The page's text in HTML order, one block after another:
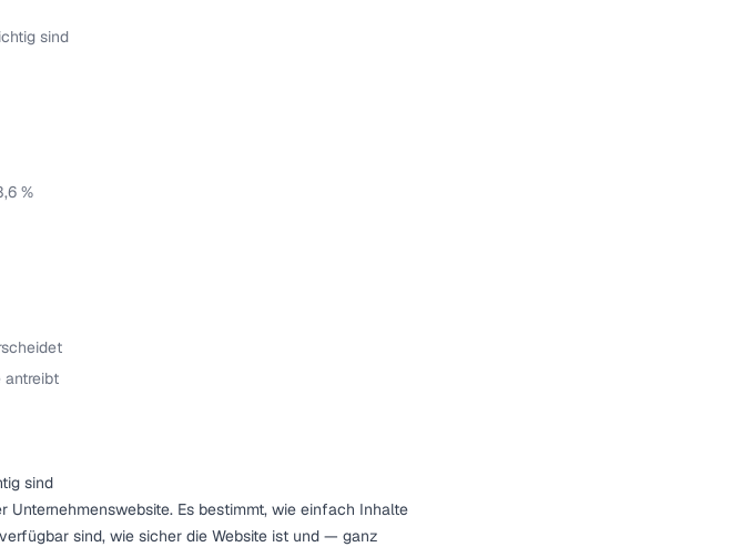
sind
%
antreibt
sind
Unternehmenswebsite. Es bestimmt, wie einfach Inhalte
sind, wie sicher die Website ist und — ganz